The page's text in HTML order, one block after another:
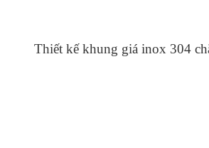
Thiết kế khung giá inox 304